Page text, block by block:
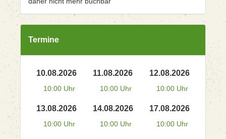
Termine
10.08.2026
10:00 Uhr
11.08.2026
10:00 Uhr
12.08.2026
10:00 Uhr
13.08.2026
10:00 Uhr
14.08.2026
10:00 Uhr
17.08.2026
10:00 Uhr